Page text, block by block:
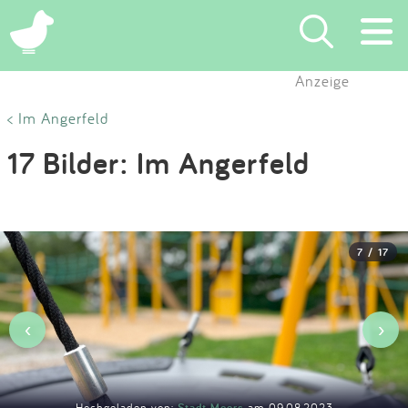
×
Eintragen
Blog
Partner
Kontakt
Anzeige
< Im Angerfeld
17 Bilder: Im Angerfeld
7 / 17
‹ ›